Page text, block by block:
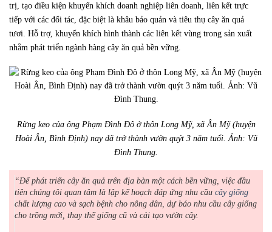
trị, tạo điều kiện khuyến khích doanh nghiệp liên doanh, liên kết trực
tiếp với các đối tác, đặc biệt là khâu bảo quản và tiêu thụ cây ăn quả
tươi. Hỗ trợ, khuyến khích hình thành các liên kết vùng trong sản xuất
nhằm phát triển ngành hàng cây ăn quả bền vững.
Rừng keo của ông Phạm Đình Đô ở thôn Long Mỹ, xã Ân Mỹ (huyện
Hoài Ân, Bình Định) nay đã trở thành vườn quýt 3 năm tuổi. Ảnh: Vũ
Đình Thung.
“Để phát triển cây ăn quả trên địa bàn một cách bền vững, việc đầu
tiên chúng tôi quan tâm là lập kế hoạch đáp ứng nhu cầucây giống
chất lượng cao và sạch bệnh cho nông dân, dự báo nhu cầu cây giống
cho trồng mới, thay thế giống cũ và cải tạo vườn cây.